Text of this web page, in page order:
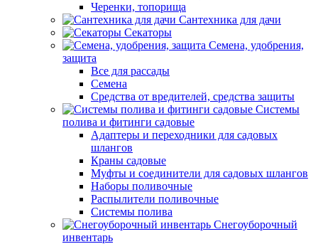
Черенки, топорища
Сантехника для дачи
Секаторы
Семена, удобрения,
защита
Все для рассады
Семена
Средства от вредителей, средства защиты
Системы
полива и фитинги садовые
Адаптеры и переходники для садовых
шлангов
Краны садовые
Муфты и соединители для садовых шлангов
Наборы поливочные
Распылители поливочные
Системы полива
Снегоуборочный
инвентарь